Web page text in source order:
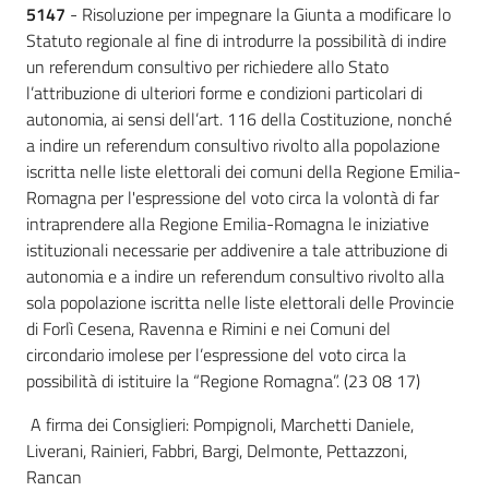
5147 - Risoluzione per impegnare la Giunta a modificare lo
Statuto regionale al fine di introdurre la possibilità di indire
un referendum consultivo per richiedere allo Stato
l’attribuzione di ulteriori forme e condizioni particolari di
autonomia, ai sensi dell’art. 116 della Costituzione, nonché
a indire un referendum consultivo rivolto alla popolazione
iscritta nelle liste elettorali dei comuni della Regione Emilia-
Romagna per l'espressione del voto circa la volontà di far
intraprendere alla Regione Emilia-Romagna le iniziative
istituzionali necessarie per addivenire a tale attribuzione di
autonomia e a indire un referendum consultivo rivolto alla
sola popolazione iscritta nelle liste elettorali delle Provincie
di Forlì Cesena, Ravenna e Rimini e nei Comuni del
circondario imolese per l’espressione del voto circa la
possibilità di istituire la “Regione Romagna”. (23 08 17)
A firma dei Consiglieri: Pompignoli, Marchetti Daniele,
Liverani, Rainieri, Fabbri, Bargi, Delmonte, Pettazzoni,
Rancan